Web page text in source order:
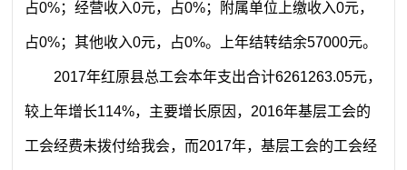
占0%；经营收入0元，占0%；附属单位上缴收入0元，
占0%；其他收入0元，占0%。上年结转结余57000元。
2017年红原县总工会本年支出合计6261263.05元，
较上年增长114%，主要增长原因， 2016年基层工会的
工会经费未拨付给我会，而2017年，基层工会的工会经